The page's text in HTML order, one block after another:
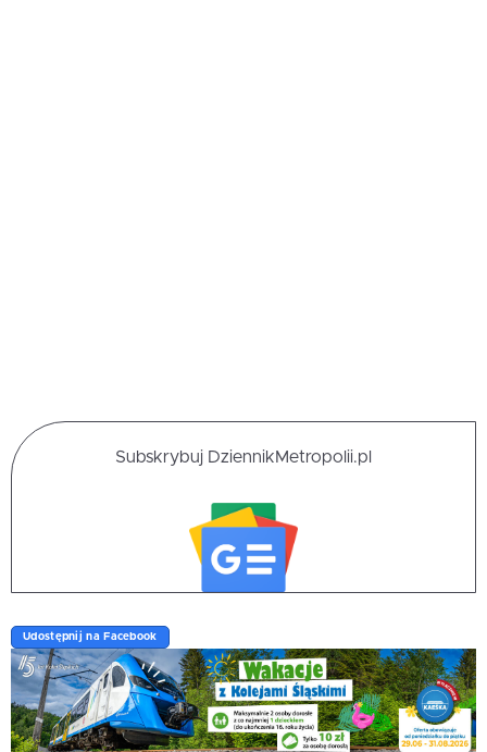
Subskrybuj DziennikMetropolii.pl
Udostępnij na Facebook